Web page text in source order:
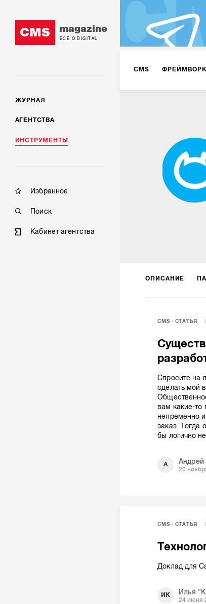
CMS magazine
ВСЕ О DIGITAL
ЖУРНАЛ
АГЕНТСТВА
ИНСТРУМЕНТЫ
Избранное
Поиск
Кабинет агентства
CMS
ОПИСАНИЕ
CMS СТАТЬЯ
Спросите на
сделать мой
вам какие-то
непременно
заказ. Тогда
бы логично
А Андрей
20
CMS СТАТЬЯ
Доклад для
ИК Илья
24 июня